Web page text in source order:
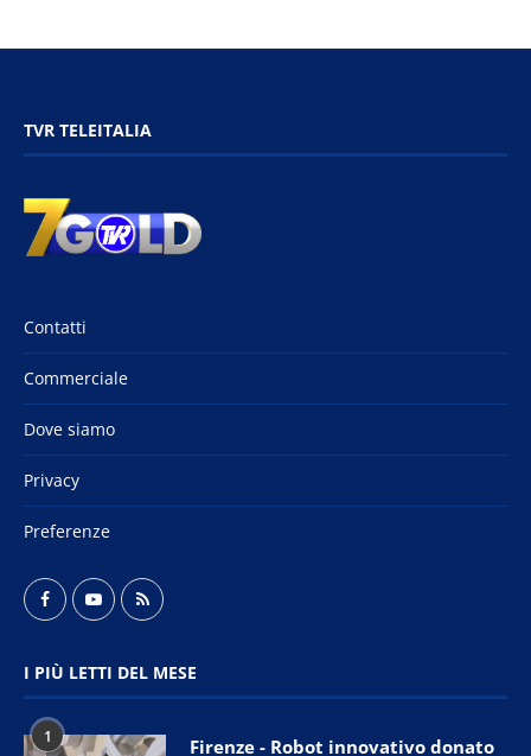
TVR TELEITALIA
Contatti
Commerciale
Dove siamo
Privacy
Preferenze
I PIÙ LETTI DEL MESE
1
Firenze - Robot innovativo donato